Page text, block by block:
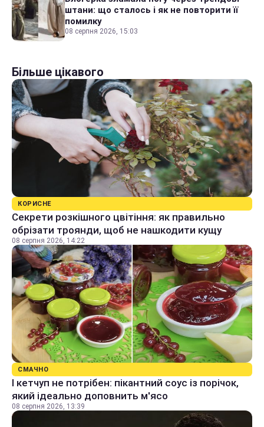
штани: що сталось і як не повторити її
помилку
08 серпня 2026, 15:03
Більше цікавого
КОРИСНЕ
Секрети розкішного цвітіння: як правильно
обрізати троянди, щоб не нашкодити кущу
08 серпня 2026, 14:22
СМАЧНО
І кетчуп не потрібен: пікантний соус із порічок,
який ідеально доповнить м'ясо
08 серпня 2026, 13:39